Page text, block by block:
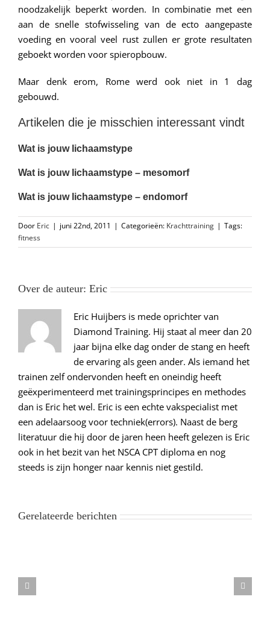
noodzakelijk beperkt worden. In combinatie met een
aan de snelle stofwisseling van de ecto aangepaste
voeding en vooral veel rust zullen er grote resultaten
geboekt worden voor spieropbouw.
Maar denk erom, Rome werd ook niet in 1 dag
gebouwd.
Artikelen die je misschien interessant vindt
Wat is jouw lichaamstype
Wat is jouw lichaamstype – mesomorf
Wat is jouw lichaamstype – endomorf
Door Eric | juni 22nd, 2011 | Categorieën: Krachttraining | Tags:
fitness
Over de auteur: Eric
Eric Huijbers is mede oprichter van
Diamond Training. Hij staat al meer dan 20
jaar bijna elke dag onder de stang en heeft
de ervaring als geen ander. Als iemand het
trainen zelf ondervonden heeft en oneindig heeft
geëxperimenteerd met trainingsprincipes en methodes
dan is Eric het wel. Eric is een echte vakspecialist met
een adelaarsoog voor techniek(errors). Naast de berg
literatuur die hij door de jaren heen heeft gelezen is Eric
ook in het bezit van het NSCA CPT diploma en nog
steeds is zijn honger naar kennis niet gestild.
Gerelateerde berichten